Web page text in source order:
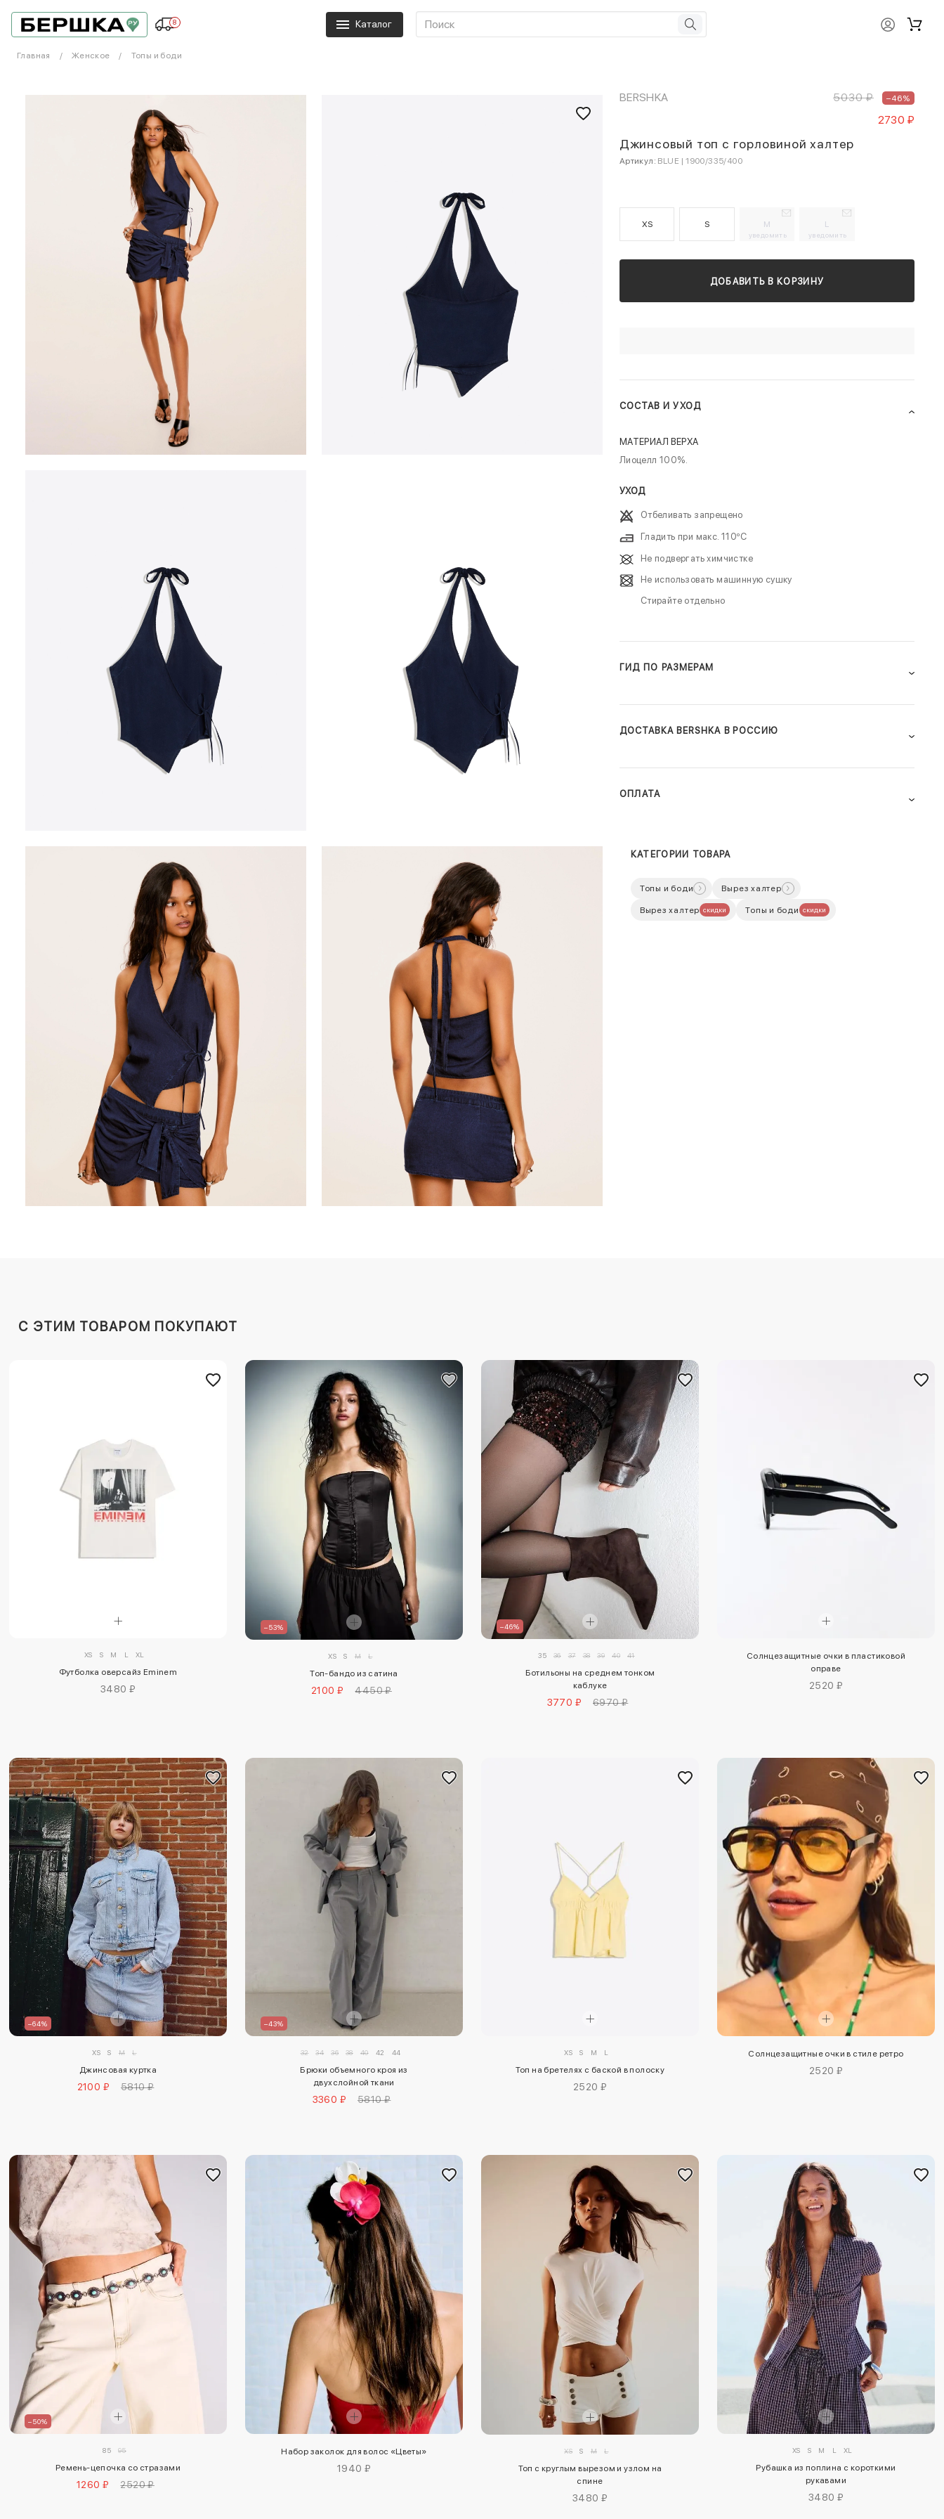
8 Каталог
Главная Женское Топы и боди
BERSHKA 5030 ₽ –46%
2730 ₽
Джинсовый топ с горловиной халтер
Артикул: BLUE | 1900/335/400
XS S M
уведомить
L
уведомить
ДОБАВИТЬ В КОРЗИНУ
СОСТАВ И УХОД
МАТЕРИАЛ ВЕРХА
Лиоцелл 100%.
УХОД
Отбеливать запрещено
Гладить при макс. 110ºC
Не подвергать химчистке
Не использовать машинную сушку
Стирайте отдельно
ГИД ПО РАЗМЕРАМ
ДОСТАВКА BERSHKA В РОССИЮ
ОПЛАТА
КАТЕГОРИИ ТОВАРА
Топы и боди Вырез халтер
Вырез халтер скидки Топы и боди скидки
C ЭТИМ ТОВАРОМ ПОКУПАЮТ
XS S M L XL
Футболка оверсайз Eminem
3480 ₽
–53%
XS S M L
Топ-бандо из сатина
2100 ₽ 4450 ₽
–46%
35 36 37 38 39 40 41
Ботильоны на среднем тонком
каблуке
3770 ₽ 6970 ₽
Солнцезащитные очки в пластиковой
оправе
2520 ₽
–64%
XS S M L
Джинсовая куртка
2100 ₽ 5810 ₽
–43%
32 34 36 38 40 42 44
Брюки объемного кроя из
двухслойной ткани
3360 ₽ 5810 ₽
XS S M L
Топ на бретелях с баской в полоску
2520 ₽
Солнцезащитные очки в стиле ретро
2520 ₽
–50%
85 95
Ремень-цепочка со стразами
1260 ₽ 2520 ₽
Набор заколок для волос «Цветы»
1940 ₽
XS S M L
Топ с круглым вырезом и узлом на
спине
3480 ₽
XS S M L XL
Рубашка из поплина с короткими
рукавами
3480 ₽